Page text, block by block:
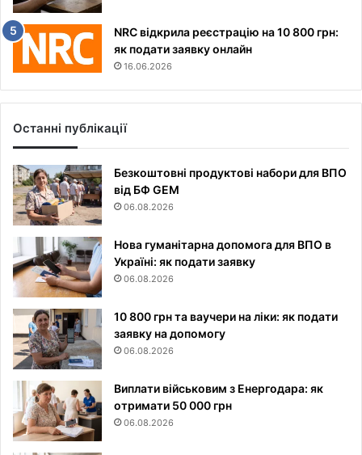
NRC відкрила реєстрацію на 10 800 грн:
як подати заявку онлайн
16.06.2026
Останні публікації
Безкоштовні продуктові набори для ВПО
від БФ GEM
06.08.2026
Нова гуманітарна допомога для ВПО в
Україні: як подати заявку
06.08.2026
10 800 грн та ваучери на ліки: як подати
заявку на допомогу
06.08.2026
Виплати військовим з Енергодара: як
отримати 50 000 грн
06.08.2026